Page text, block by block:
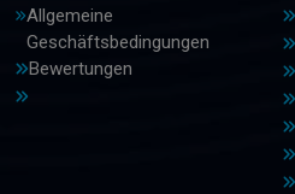
Allgemeine
Geschäftsbedingungen
Bewertungen